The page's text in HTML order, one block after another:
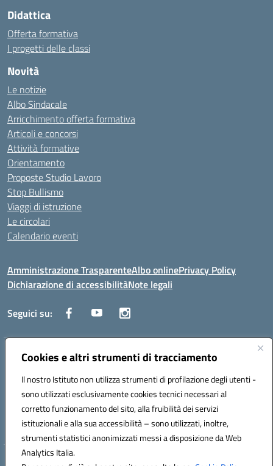
Cookies e altri strumenti di tracciamento
Il nostro Istituto non utilizza strumenti di profilazione degli utenti -
sono utilizzati esclusivamente cookies tecnici necessari al
corretto funzionamento del sito, alla fruibilità dei servizi
istituzionali e alla sua accessibilità – sono utilizzati, inoltre,
strumenti statistici anonimizzati messi a disposizione da Web
Analytics Italia.
Didattica
Offerta formativa
I progetti delle classi
Novità
Le notizie
Albo Sindacale
Arricchimento offerta formativa
Articoli e concorsi
Attività formative
Orientamento
Proposte Studio Lavoro
Stop Bullismo
Viaggi di istruzione
Le circolari
Calendario eventi
Amministrazione TrasparenteAlbo onlinePrivacy Policy
Dichiarazione di accessibilitàNote legali
Seguici su:
Indirizzo:Corso Fornari, 1 - 70056 Molfetta
Posta elettronica certificata (PEC):BARH04000D@pec.istruzione.it
Codice fiscale: 93249230728
Codice meccanografico: BARH04000D
Hosting & Powered by 3D Solution S.r.l.